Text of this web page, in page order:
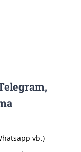
vb.)